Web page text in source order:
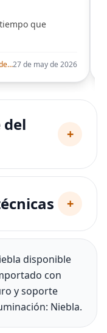
que
Ohuhu Marcadores de alcohol con punta de pincel – Juego de marcadores artísticos de doble punta con certificación AP para artistas adultos27 de may de 2026
+
+
disponible
con
y soporte
Niebla.